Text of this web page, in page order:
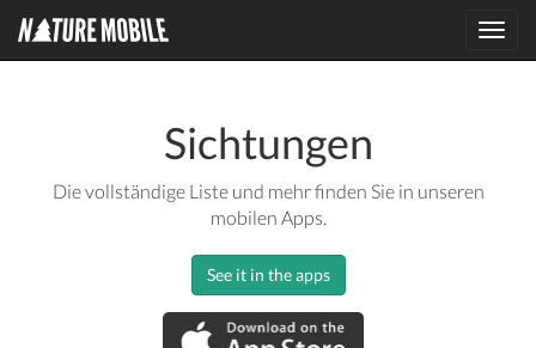
Sichtungen
Die vollständige Liste und mehr finden Sie in unseren
mobilen Apps.
See it in the apps